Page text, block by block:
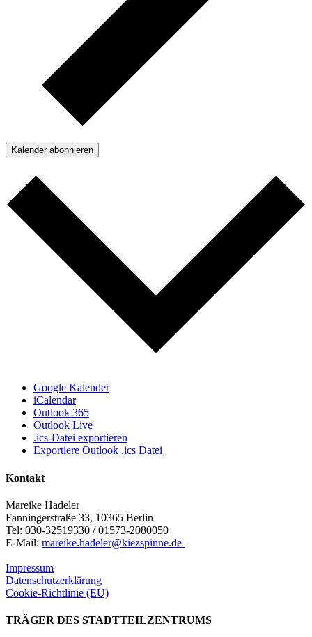
Kalender abonnieren
Google Kalender
iCalendar
Outlook 365
Outlook Live
.ics-Datei exportieren
Exportiere Outlook .ics Datei
Kontakt
Mareike Hadeler
Fanningerstraße 33, 10365 Berlin
Tel: 030-32519330 / 01573-2080050
E-Mail: mareike.hadeler@kiezspinne.de
Impressum
Datenschutzerklärung
Cookie-Richtlinie (EU)
TRÄGER DES STADTTEILZENTRUMS